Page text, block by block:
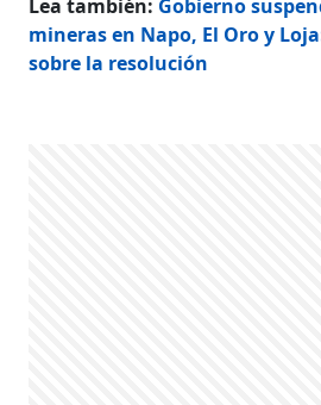
Lea también: Gobierno
mineras en Napo, El Oro y
sobre la resolución